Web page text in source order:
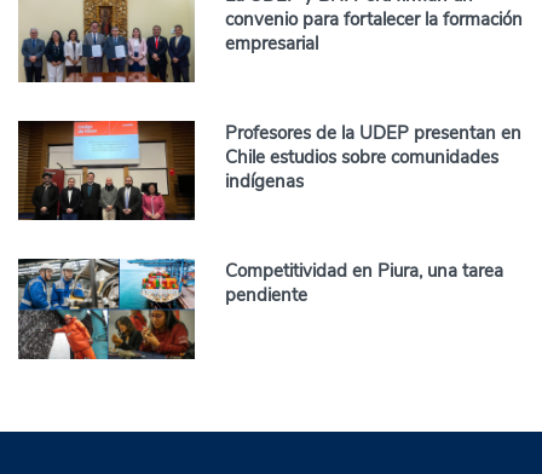
convenio para fortalecer la formación
empresarial
Profesores de la UDEP presentan en
Chile estudios sobre comunidades
indígenas
Competitividad en Piura, una tarea
pendiente